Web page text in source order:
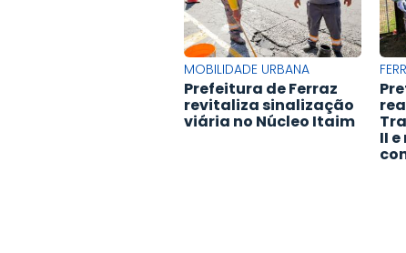
MOBILIDADE URBANA
Prefeitura de Ferraz
revitaliza sinalização
viária no Núcleo Itaim
II